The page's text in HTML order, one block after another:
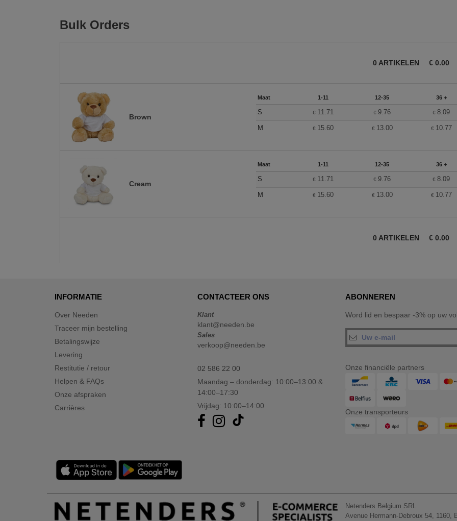
Bulk Orders
0 ARTIKELEN € 0.00
Brown
Maat 1-11 12-35 36 +
S € 11.71 €9.76 €8.09
M € 15.60 € 13.00 € 10.77
Cream
Maat 1-11 12-35 36 +
S € 11.71 €9.76 €8.09
M € 15.60 € 13.00 € 10.77
0 ARTIKELEN € 0.00
INFORMATIE
Over Needen
Traceer mijn bestelling
Betalingswijze
Levering
Restitutie / retour
Helpen & FAQs
Onze afspraken
Carrières
CONTACTEER ONS
Klant
klant@needen.be
Sales
verkoop@needen.be
02 586 22 00
Maandag – donderdag: 10:00–13:00 &
14:00–17:30
Vrijdag: 10:00–14:00
ABONNEREN
Word lid en bespaar -3% op uw
Onze financiële partners
Onze transporteurs
Netenders Belgium SRL
Avenue Hermann-Debroux 54, 1160,